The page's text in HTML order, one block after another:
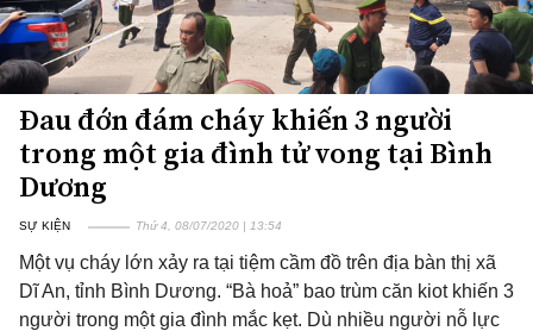
Đau đớn đám cháy khiến 3 người
trong một gia đình tử vong tại Bình
Dương
SỰ KIỆN Thứ 4, 08/07/2020 | 13:54
Một vụ cháy lớn xảy ra tại tiệm cầm đồ trên địa bàn thị xã
Dĩ An, tỉnh Bình Dương. “Bà hoả” bao trùm căn kiot khiến 3
người trong một gia đình mắc kẹt. Dù nhiều người nỗ lực